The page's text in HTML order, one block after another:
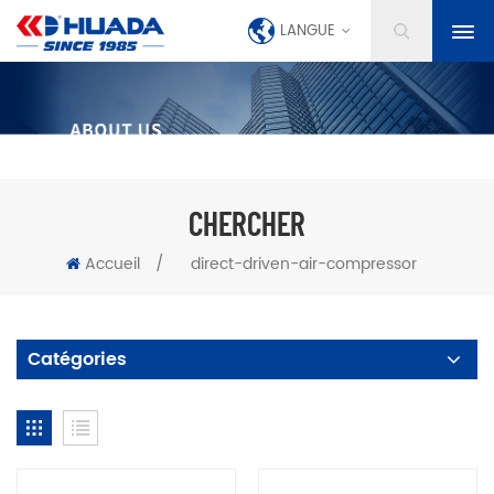
LANGUE
CHERCHER
Accueil / direct-driven-air-compressor
Catégories